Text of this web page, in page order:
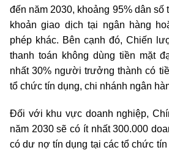
đến năm 2030, khoảng 95% dân số
khoản giao dịch tại ngân hàng
phép khác. Bên cạnh đó, Chiến
thanh toán không dùng tiền mặt
nhất 30% người trưởng thành có
tổ chức tín dụng, chi nhánh ngân
Đối với khu vực doanh nghiệp,
năm 2030 sẽ có ít nhất 300.000
có dư nợ tín dụng tại các tổ chức